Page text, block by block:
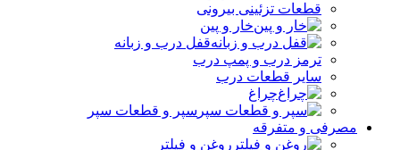
قطعات تزئینی بیرونی
خار و پین
قفل درب و زبانه
ترمز درب و پمپ درب
سایر قطعات درب
چراغ
سپر و قطعات سپر
مصرفی و متفرقه
روغن و فیلتر